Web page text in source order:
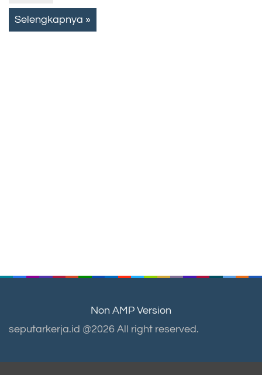
Selengkapnya »
Non AMP Version
seputarkerja.id @2026 All right reserved.